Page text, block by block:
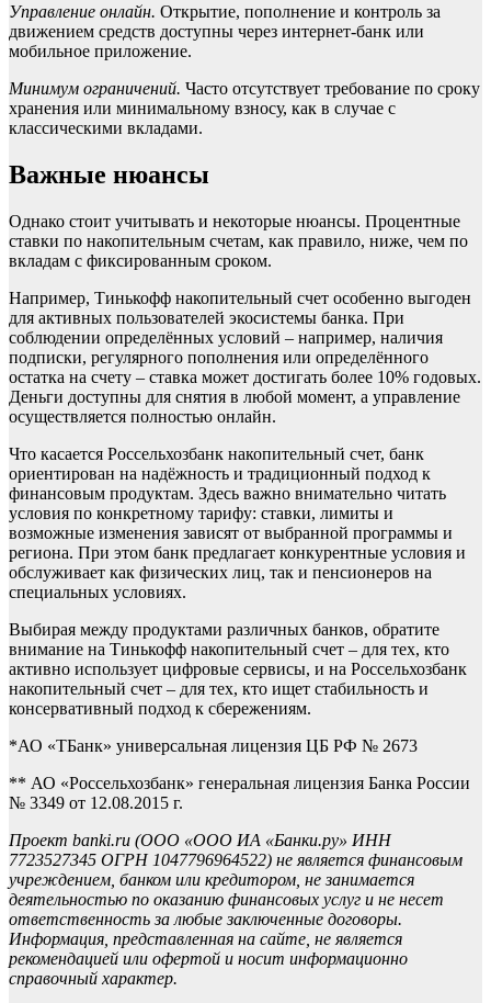
Управление онлайн. Открытие, пополнение и контроль за
движением средств доступны через интернет-банк или
мобильное приложение.
Минимум ограничений. Часто отсутствует требование по сроку
хранения или минимальному взносу, как в случае с
классическими вкладами.
Важные нюансы
Однако стоит учитывать и некоторые нюансы. Процентные
ставки по накопительным счетам, как правило, ниже, чем по
вкладам с фиксированным сроком.
Например, Тинькофф накопительный счет особенно выгоден
для активных пользователей экосистемы банка. При
соблюдении определённых условий – например, наличия
подписки, регулярного пополнения или определённого
остатка на счету – ставка может достигать более 10% годовых.
Деньги доступны для снятия в любой момент, а управление
осуществляется полностью онлайн.
Что касается Россельхозбанк накопительный счет, банк
ориентирован на надёжность и традиционный подход к
финансовым продуктам. Здесь важно внимательно читать
условия по конкретному тарифу: ставки, лимиты и
возможные изменения зависят от выбранной программы и
региона. При этом банк предлагает конкурентные условия и
обслуживает как физических лиц, так и пенсионеров на
специальных условиях.
Выбирая между продуктами различных банков, обратите
внимание на Тинькофф накопительный счет – для тех, кто
активно использует цифровые сервисы, и на Россельхозбанк
накопительный счет – для тех, кто ищет стабильность и
консервативный подход к сбережениям.
*АО «ТБанк» универсальная лицензия ЦБ РФ № 2673
** АО «Россельхозбанк» генеральная лицензия Банка России
№ 3349 от 12.08.2015 г.
Проект banki.ru (ООО «ООО ИА «Банки.ру» ИНН
7723527345 ОГРН 1047796964522) не является финансовым
учреждением, банком или кредитором, не занимается
деятельностью по оказанию финансовых услуг и не несет
ответственность за любые заключенные договоры.
Информация, представленная на сайте, не является
рекомендацией или офертой и носит информационно
справочный характер.